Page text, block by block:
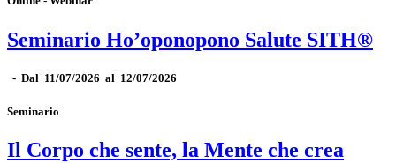
Seminario Ho’oponopono Salute SITH®
- Dal 11/07/2026 al 12/07/2026
Seminario
Il Corpo che sente, la Mente che crea